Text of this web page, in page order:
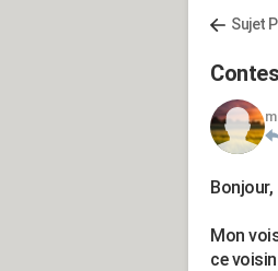
Sujet
Bonjour,
Mon
ce